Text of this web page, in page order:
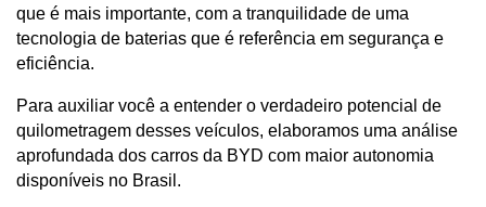
que é mais importante, com a tranquilidade de uma
tecnologia de baterias que é referência em segurança e
eficiência.
Para auxiliar você a entender o verdadeiro potencial de
quilometragem desses veículos, elaboramos uma análise
aprofundada dos carros da BYD com maior autonomia
disponíveis no Brasil.